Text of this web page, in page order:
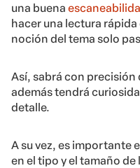
una buena
hacer una lectura
noción del tema solo
Así, sabrá con
además tendrá
detalle.
A su vez, es importante
en el tipo y el tamaño